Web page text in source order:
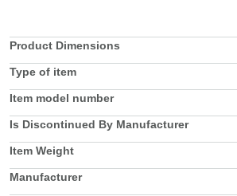
Product Dimensions
Type of item
Item model number
Is Discontinued By Manufacturer
Item Weight
Manufacturer